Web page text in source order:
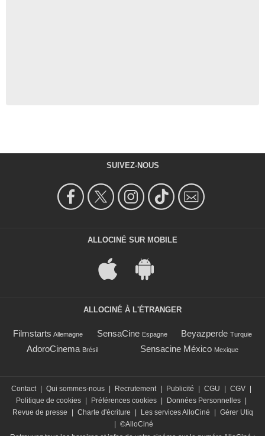
SUIVEZ-NOUS
ALLOCINÉ SUR MOBILE
ALLOCINÉ À L'ÉTRANGER
Filmstarts Allemagne SensaCine Espagne Beyazperde Turquie
AdoroCinema Brésil Sensacine México Mexique
Contact | Qui sommes-nous | Recrutement | Publicité | CGU | CGV |
Politique de cookies | Préférences cookies | Données Personnelles |
Revue de presse
| Charte d'écriture | Les services AlloCiné | Gérer Utiq
| ©AlloCiné